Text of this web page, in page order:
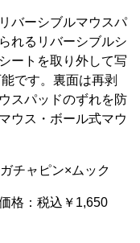
バーシブルマウスパ
れるリバーシブルシ
ートを取り外して写
です。裏面は再剥
スパッドのずれを防
ウス・ボール式マウ
チャピン×ムック
格：税込￥1,650